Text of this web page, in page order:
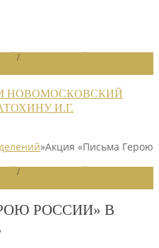
/
НОВОМОСКОВСКИЙ
И.Г.
»Акция «Письма Герою
/
РОССИИ» В